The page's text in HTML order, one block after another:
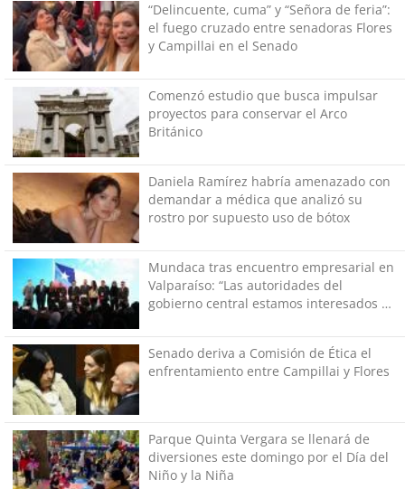
“Delincuente, cuma” y “Señora de feria”:
el fuego cruzado entre senadoras Flores
y Campillai en el Senado
Comenzó estudio que busca impulsar
proyectos para conservar el Arco
Británico
Daniela Ramírez habría amenazado con
demandar a médica que analizó su
rostro por supuesto uso de bótox
Mundaca tras encuentro empresarial en
Valparaíso: “Las autoridades del
gobierno central estamos interesados en
Senado deriva a Comisión de Ética el
enfrentamiento entre Campillai y Flores
Parque Quinta Vergara se llenará de
diversiones este domingo por el Día del
Niño y la Niña